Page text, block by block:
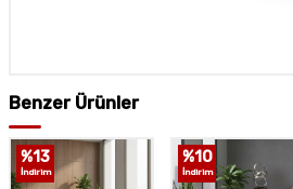
Benzer Ürünler
%13
İndirim
%10
İndirim